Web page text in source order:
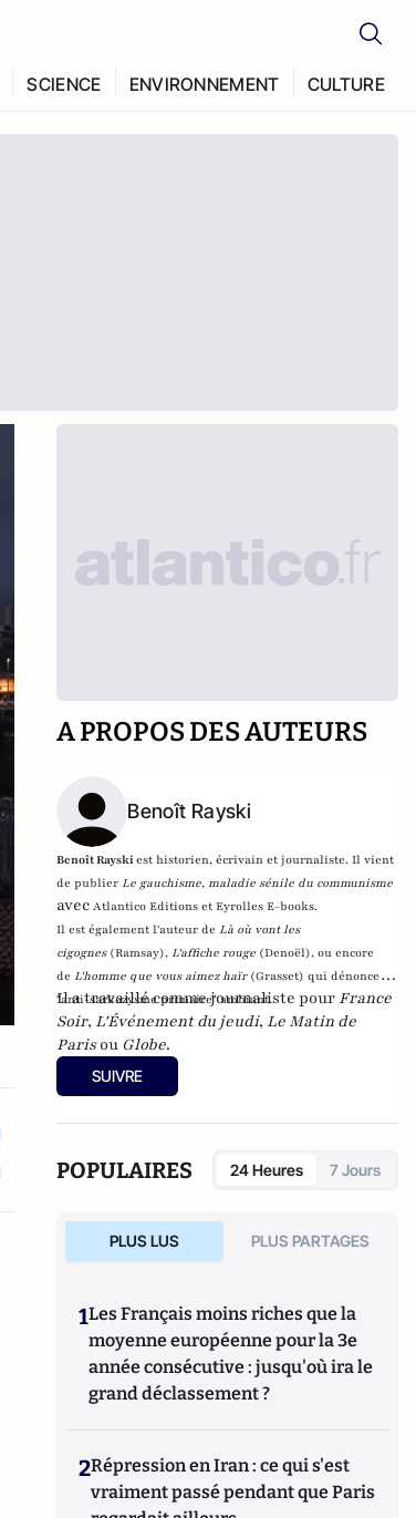
SCIENCE ENVIRONNEMENT CULTURE
A PROPOS DES AUTEURS
Benoît Rayski
Benoît Rayskiest historien, écrivain et journaliste. Il vient
de publierLe gauchisme, maladie sénile du communisme
avecAtlantico Editions et Eyrolles E-books.
Il est également l'auteur deLà où vont les
cigognes (Ramsay),L'affiche rouge (Denoël), ou encore
deL'homme que vous aimez haïr (Grasset) qui dénonce l'
"anti-sarkozysme primaire" ambiant.
Il a travaillé comme journaliste pour France
Soir, L'Événement du jeudi, Le Matin de
Parisou Globe.
SUIVRE
POPULAIRES 24 Heures 7 Jours
PLUS LUS PLUS PARTAGES
1Les Français moins riches que la
moyenne européenne pour la 3e
année consécutive : jusqu'où ira le
grand déclassement ?
2Répression en Iran : ce qui s'est
vraiment passé pendant que Paris